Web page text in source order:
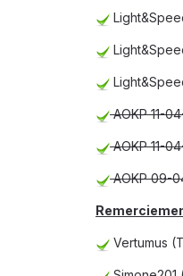
AOKP 11-
AOKP 11-
AOKP 09-
Vertumus